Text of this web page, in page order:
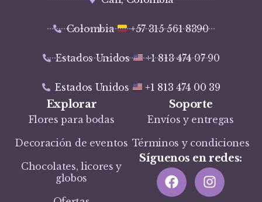
Colombia +57 315 561 8390
Estados Unidos +1 813 474 07 90
Estados Unidos +1 813 474 00 39
Explorar
Flores para bodas
Decoración de eventos
Chocolates, licores y
globos
Soporte
Envíos y entregas
Términos y condiciones
Síguenos en redes: